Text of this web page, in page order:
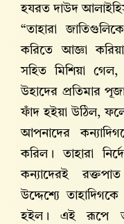
হযরত দাউদ
“তাহারা
করিতে আজ্ঞা
সহিত মিশিয়া
উহাদের প্রতিমার
ফাঁদ হইয়া উঠিল,
আপনাদের
করিল। তাহারা
কন্যাদেরই
উদ্দেশ্যে
হইল। এই রূপে